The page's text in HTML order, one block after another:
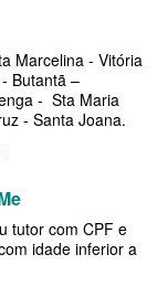
Marcelina - Vitória
Butantã –
- Sta Maria
- Santa Joana.
tutor com CPF e
idade inferior a